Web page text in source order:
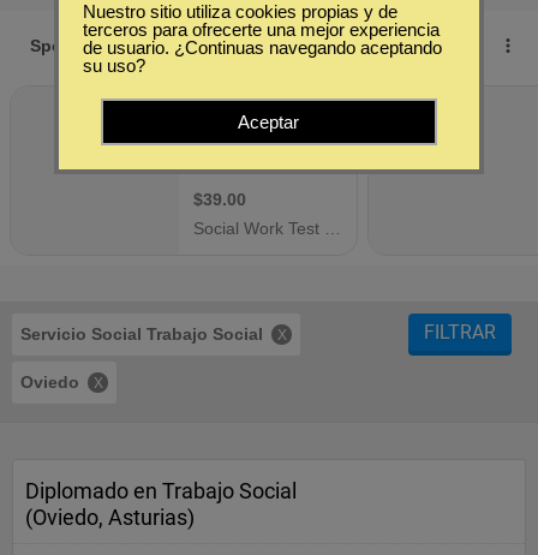
Servicio Social Trabajo Social
Oviedo
FILTRAR
Diplomado en Trabajo Social
(Oviedo, Asturias)
Nuestro sitio utiliza cookies propias y de
terceros para ofrecerte una mejor experiencia
de usuario. ¿Continuas navegando aceptando
su uso?
Aceptar